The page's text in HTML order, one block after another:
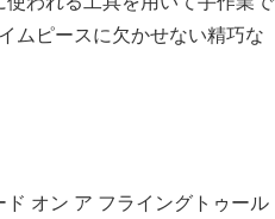
ムピースに欠かせない精巧な
オン ア フライングトゥール